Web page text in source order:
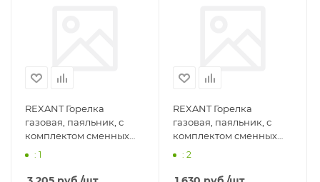
REXANT Горелка
газовая, паяльник, с
комплектом сменных
насадок, 11 предметов
: 1
REXANT Горелка
газовая, паяльник, с
комплектом сменных
насадок, 3 предмета
: 2